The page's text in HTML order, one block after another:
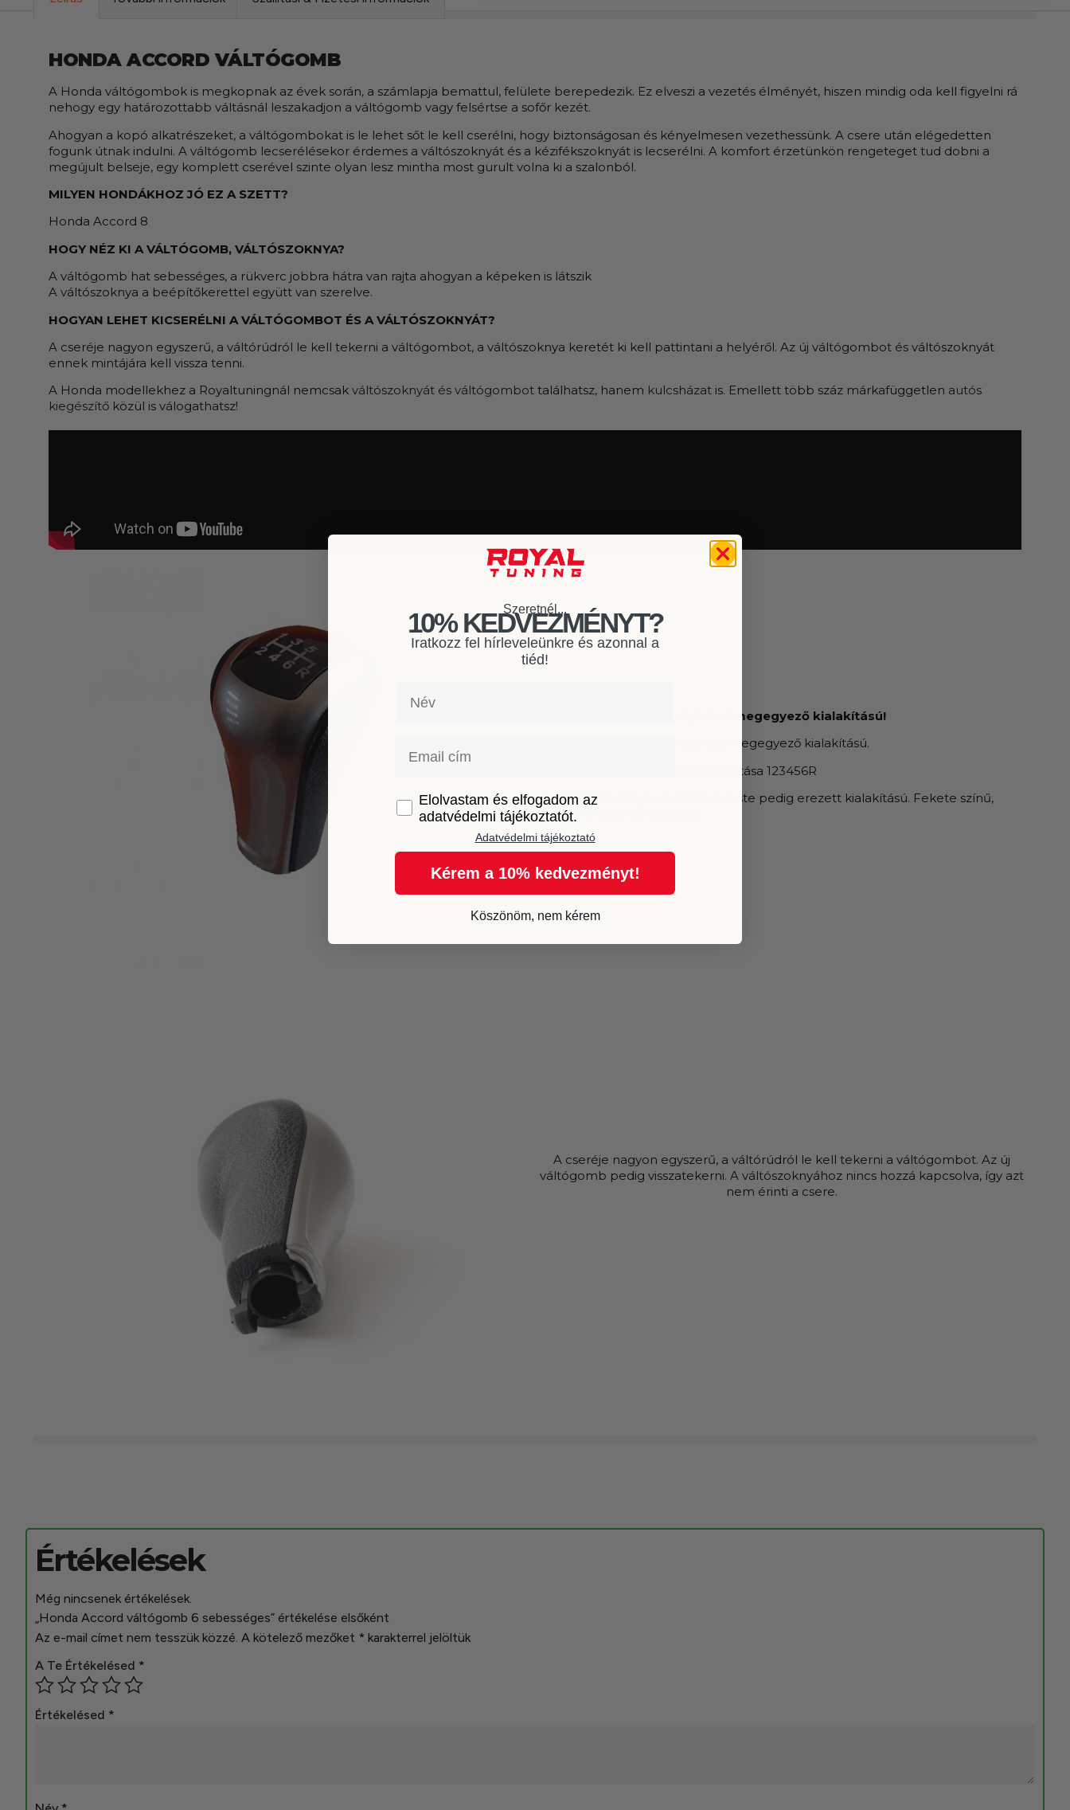
HONDA ACCORD VÁLTÓGOMB
A Honda váltógombok is megkopnak az évek során, a számlapja bemattul, felülete berepedezik. Ez elveszi a vezetés élményét, hiszen mindig oda kell figyelni rá
nehogy egy határozottabb váltásnál leszakadjon a váltógomb vagy felsértse a sofőr kezét.
Ahogyan a kopó alkatrészeket, a váltógombokat is le lehet sőt le kell cserélni, hogy biztonságosan és kényelmesen vezethessünk. A csere után elégedetten
fogunk útnak indulni. A váltógomb lecserélésekor érdemes a váltószoknyát és a kézifékszoknyát is lecserélni. A komfort érzetünkön rengeteget tud dobni a
megújult belseje, egy komplett cserével szinte olyan lesz mintha most gurult volna ki a szalonból.
MILYEN HONDÁKHOZ JÓ EZ A SZETT?
Honda Accord 8
HOGY NÉZ KI A VÁLTÓGOMB, VÁLTÓSZOKNYA?
A váltógomb hat sebességes, a rükverc jobbra hátra van rajta ahogyan a képeken is látszik
A váltószoknya a beépítőkerettel együtt van szerelve.
HOGYAN LEHET KICSERÉLNI A VÁLTÓGOMBOT ÉS A VÁLTÓSZOKNYÁT?
A cseréje nagyon egyszerű, a váltórúdról le kell tekerni a váltógombot, a váltószoknya keretét ki kell pattintani a helyéről. Az új váltógombot és váltószoknyát
ennek mintájára kell vissza tenni.
A Honda modellekhez a Royaltuningnál nemcsakváltószoknyát és váltógombot találhatsz, hanem kulcsházat is. Emellett több száz márkafüggetlen autós
kiegészítő közül is válogathatsz!
Gyárival megegyező kialakítású!
A Honda váltógomb a gyárival megegyező kialakítású.
Hat sebességes, a számlap kiosztása 123456R
A számlapja fényes felületű, a teste pedig erezett kialakítású. Fekete színű,
ahogy a képeken is látszik.
A cseréje nagyon egyszerű, a váltórúdról le kell tekerni a váltógombot. Az új
váltógomb pedig visszatekerni. A váltószoknyához nincs hozzá kapcsolva, így azt
nem érinti a csere.
Értékelések
Még nincsenek értékelések.
„Honda Accord váltógomb 6 sebességes” értékelése elsőként
Az e-mail címet nem tesszük közzé. A kötelező mezőket * karakterrel jelöltük
A Te Értékelésed *
Értékelésed *
Szeretnél...
10% KEDVEZMÉNYT?
Iratkozz fel hírleveleünkre és azonnal a
tiéd!
GDPRElolvastam és elfogadom az
adatvédelmi tájékoztatót.
Adatvédelmi tájékoztató
Kérem a 10% kedvezményt!
Köszönöm, nem kérem